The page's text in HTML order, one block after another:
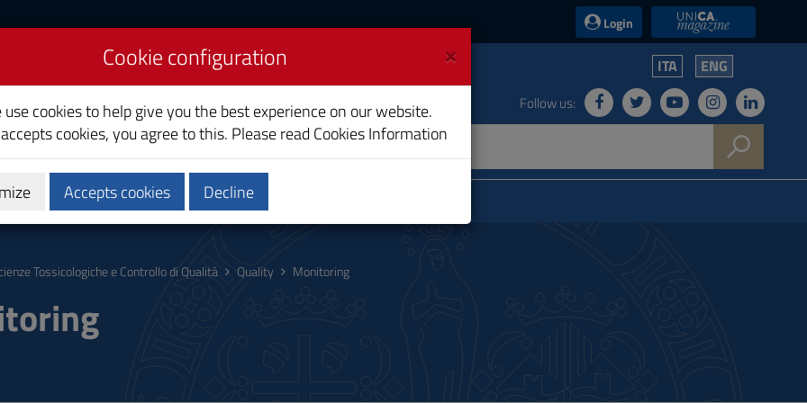
Login UniCA News
and Quality ITA ENG
Follow us:
Calendars and Timetable
Tossicologiche e Controllo di Qualità Quality Monitoring
×
Cookie configuration
use cookies to help give you the best experience on our website.
cookies, you agree to this. Please read Cookies Information
Accepts cookies Decline